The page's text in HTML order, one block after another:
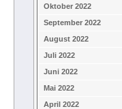
Oktober 2022
September 2022
August 2022
Juli 2022
Juni 2022
Mai 2022
April 2022